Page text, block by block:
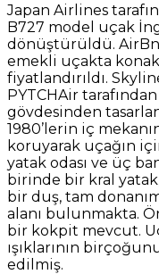
Japan Airlines
B727 model uçak
dönüştürüldü.
emekli uçakta
fiyatlandırıldı.
PYTCHAir
gövdesinden
1980’lerin iç
koruyarak uçağın
yatak odası ve üç
birinde bir kral
bir duş, tam
alanı bulunmakta.
bir kokpit mevcut.
ışıklarının
edilmiş.